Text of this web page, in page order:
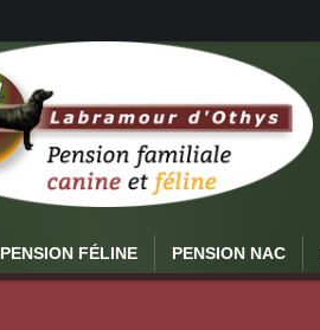
PENSION FÉLINE PENSION NAC